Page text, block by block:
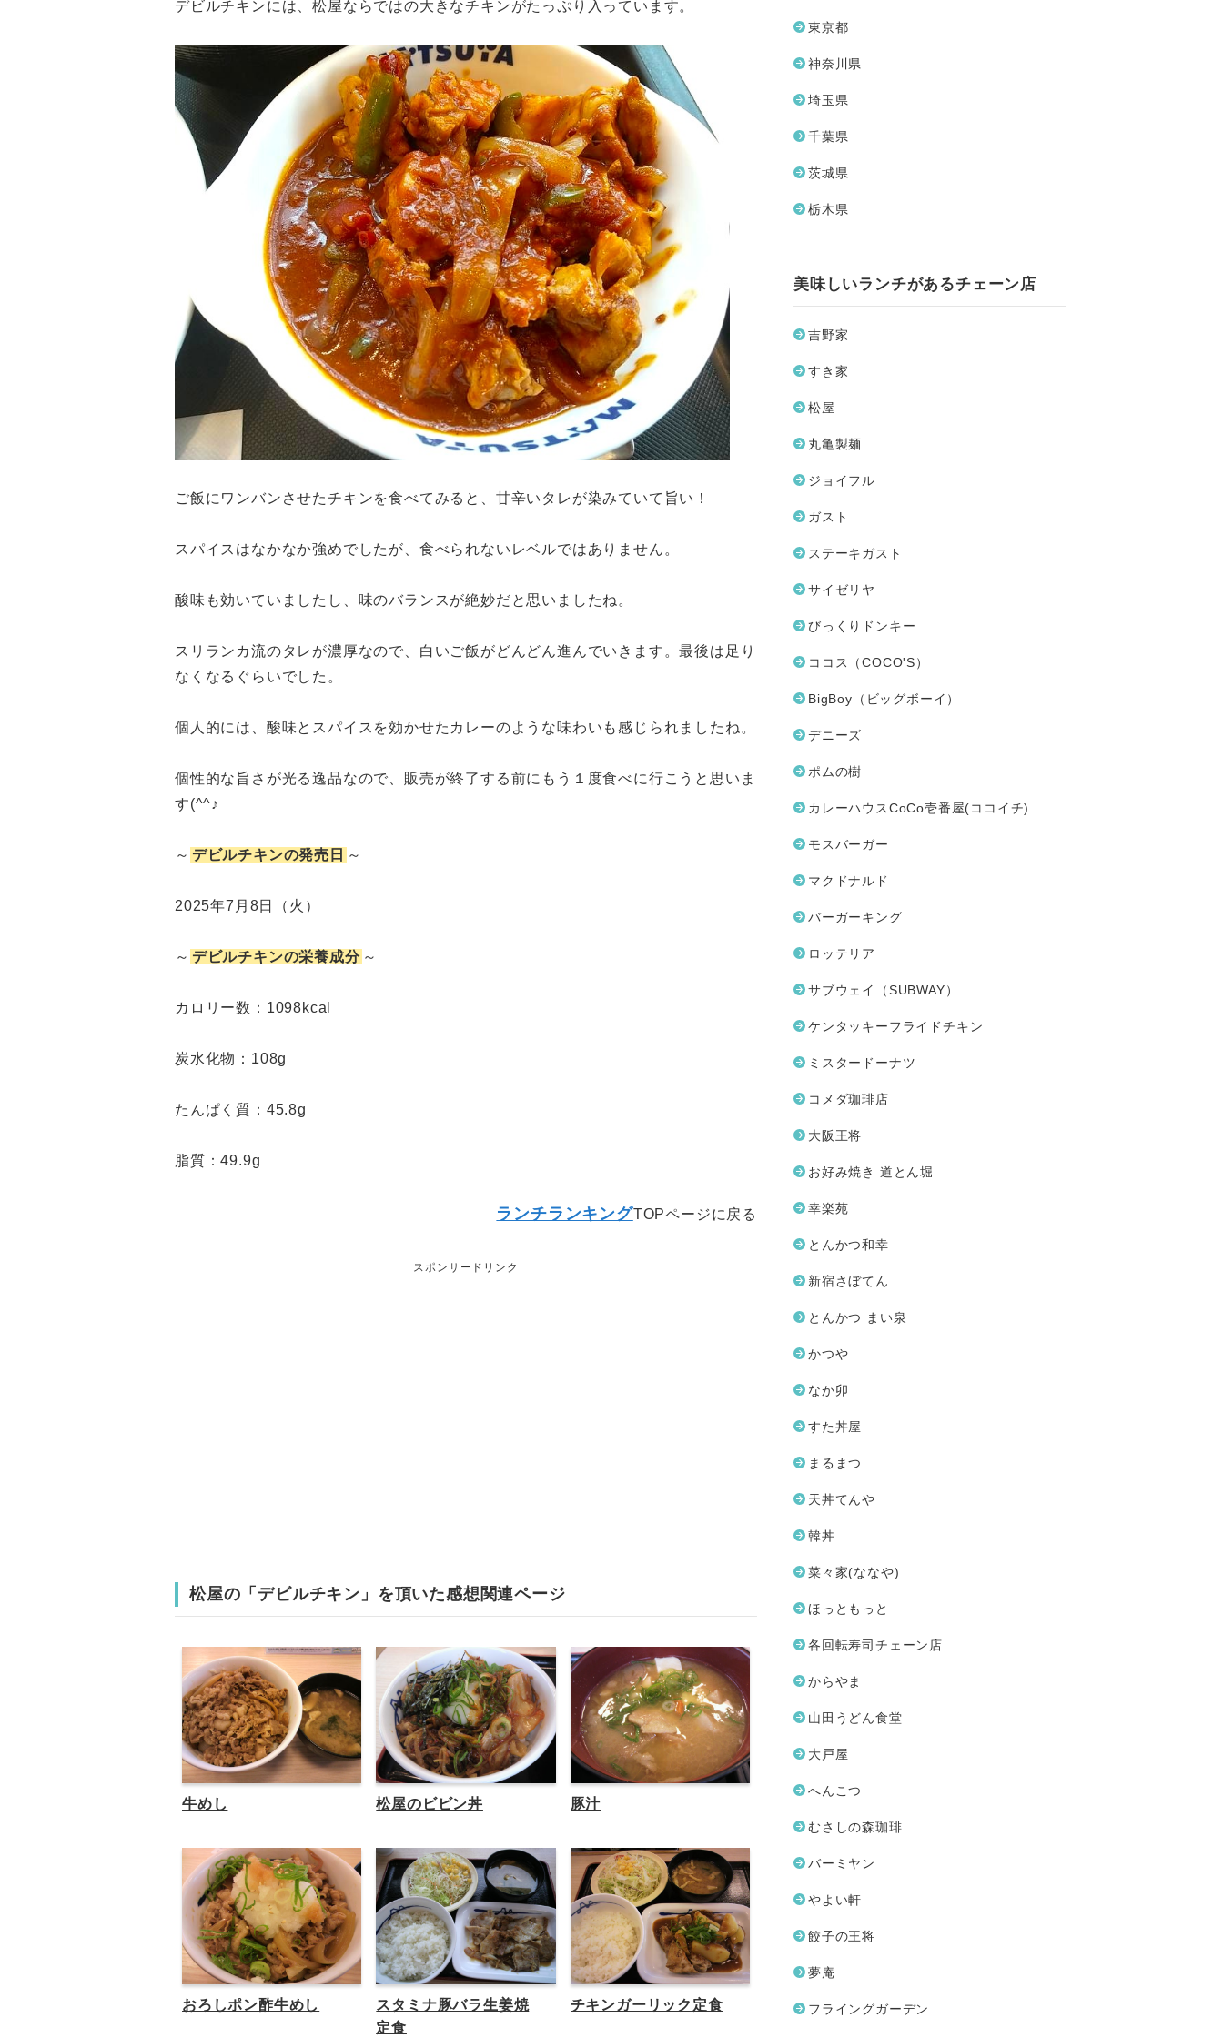
デビルチキンには、松屋ならではの大きなチキンがたっぷり入っています。
ご飯にワンバンさせたチキンを食べてみると、甘辛いタレが染みていて旨い！
スパイスはなかなか強めでしたが、食べられないレベルではありません。
酸味も効いていましたし、味のバランスが絶妙だと思いましたね。
スリランカ流のタレが濃厚なので、白いご飯がどんどん進んでいきます。最後は足り
なくなるぐらいでした。
個人的には、酸味とスパイスを効かせたカレーのような味わいも感じられましたね。
個性的な旨さが光る逸品なので、販売が終了する前にもう１度食べに行こうと思いま
す(^^♪
～ デビルチキンの発売日 ～
2025年7月8日（火）
～ デビルチキンの栄養成分 ～
カロリー数：1098kcal
炭水化物：108g
たんぱく質：45.8g
脂質：49.9g
ランチランキングTOPページに戻る
スポンサードリンク
松屋の「デビルチキン」を頂いた感想関連ページ
牛めし 松屋のビビン丼 豚汁
おろしポン酢牛めし
スタミナ豚バラ生姜焼
定食
チキンガーリック定食
東京都
神奈川県
埼玉県
千葉県
茨城県
栃木県
美味しいランチがあるチェーン店
吉野家
すき家
松屋
丸亀製麺
ジョイフル
ガスト
ステーキガスト
サイゼリヤ
びっくりドンキー
ココス（COCO'S）
BigBoy（ビッグボーイ）
デニーズ
ポムの樹
カレーハウスCoCo壱番屋(ココイチ)
モスバーガー
マクドナルド
バーガーキング
ロッテリア
サブウェイ（SUBWAY）
ケンタッキーフライドチキン
ミスタードーナツ
コメダ珈琲店
大阪王将
お好み焼き 道とん堀
幸楽苑
とんかつ和幸
新宿さぼてん
とんかつ まい泉
かつや
なか卯
すた丼屋
まるまつ
天丼てんや
韓丼
菜々家(ななや)
ほっともっと
各回転寿司チェーン店
からやま
山田うどん食堂
大戸屋
へんこつ
むさしの森珈琲
バーミヤン
やよい軒
餃子の王将
夢庵
フライングガーデン